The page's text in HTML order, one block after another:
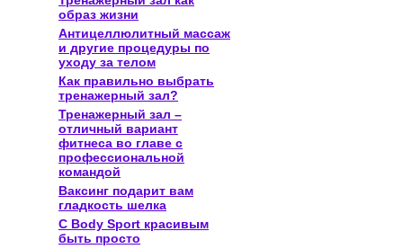
образ жизни
Антицеллюлитный массаж
и другие процедуры по
уходу за телом
Как правильно выбрать
тренажерный зал?
Тренажерный зал –
отличный вариант
фитнеса во главе с
профессиональной
командой
Ваксинг подарит вам
гладкость шелка
С Body Sport красивым
быть просто